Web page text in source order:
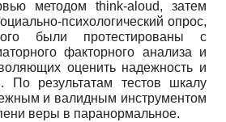
методом think-aloud, затем
психологический опрос,
были протестированы с
факторного анализа и
оценить надежность и
По результатам тестов шкалу
и валидным инструментом
веры в паранормальное.